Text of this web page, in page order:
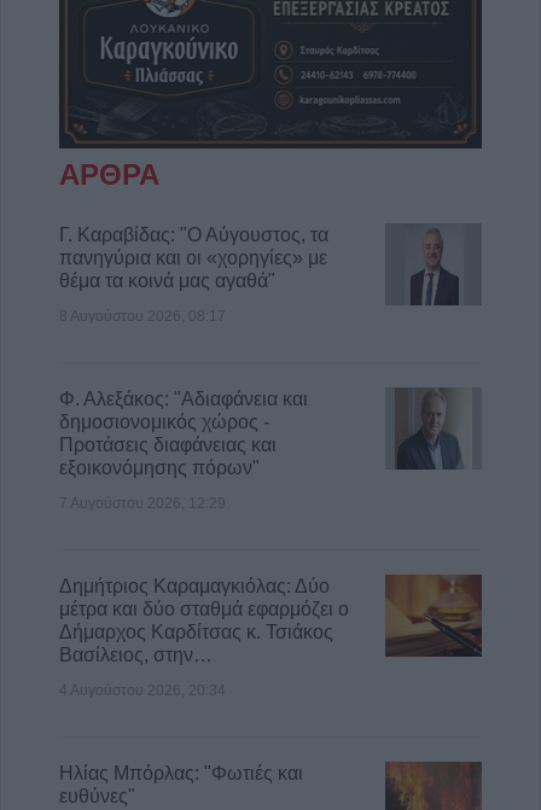
ΑΡΘΡΑ
Γ. Καραβίδας: "Ο Αύγουστος, τα
πανηγύρια και οι «χορηγίες» με
θέμα τα κοινά μας αγαθά"
8 Αυγούστου 2026, 08:17
Φ. Αλεξάκος: "Αδιαφάνεια και
δημοσιονομικός χώρος -
Προτάσεις διαφάνειας και
εξοικονόμησης πόρων"
7 Αυγούστου 2026, 12:29
Δημήτριος Καραμαγκιόλας: Δύο
μέτρα και δύο σταθμά εφαρμόζει ο
Δήμαρχος Καρδίτσας κ. Τσιάκος
Βασίλειος, στην…
4 Αυγούστου 2026, 20:34
Ηλίας Μπόρλας: "Φωτιές και
ευθύνες"